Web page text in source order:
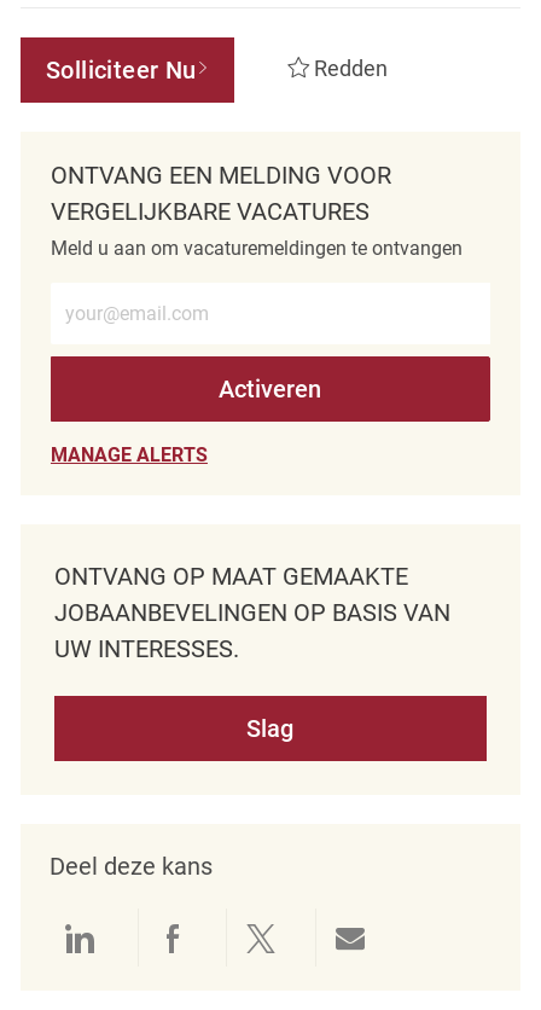
Solliciteer Nu Redden
ONTVANG EEN MELDING VOOR
VERGELIJKBARE VACATURES
Meld u aan om vacaturemeldingen te ontvangen
Activeren
MANAGE ALERTS
ONTVANG OP MAAT GEMAAKTE
JOBAANBEVELINGEN OP BASIS VAN
UW INTERESSES.
Slag
Deel deze kans
Delen via LinkedIn
Delen via Facebook
Delen via twitter